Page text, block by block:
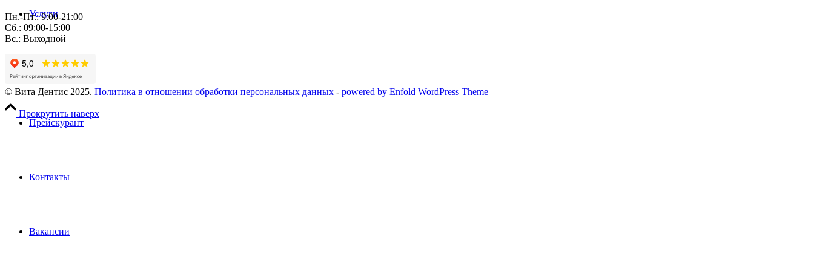
Услуги
Пациентам
Прейскурант
Контакты
Вакансии
Пн.-Пт.: 9:00-21:00
Сб.: 09:00-15:00
Вс.: Выходной
© Вита Дентис 2025. Политика в отношении обработки персональных данных - powered by Enfold WordPress Theme
Прокрутить наверх